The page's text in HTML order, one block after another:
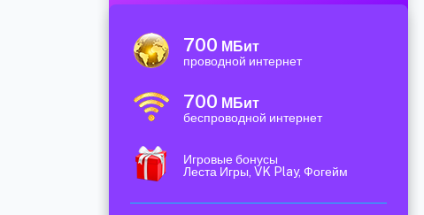
700 МБит
проводной интернет
700 МБит
беспроводной интернет
Игровые бонусы
Леста Игры, VK Play, Фогейм